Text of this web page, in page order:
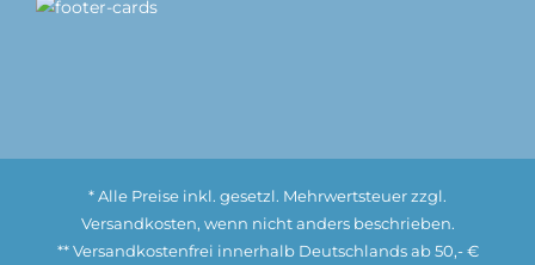
* Alle Preise inkl. gesetzl. Mehrwertsteuer zzgl.
Versandkosten, wenn nicht anders beschrieben.
** Versandkostenfrei innerhalb Deutschlands ab 50,- €